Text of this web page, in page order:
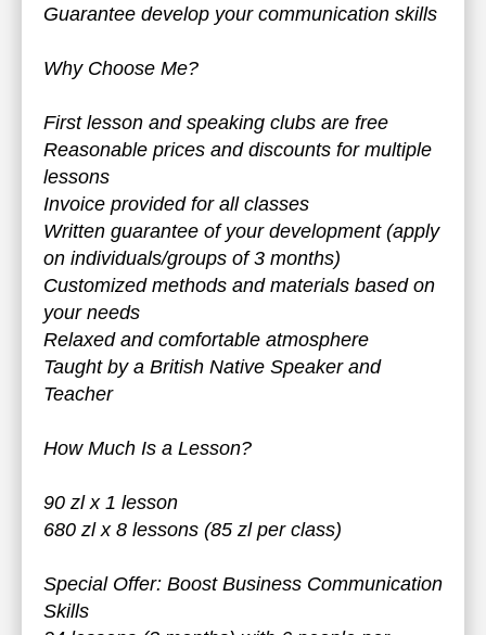
Guarantee develop your communication skills
Why Choose Me?
First lesson and speaking clubs are free
Reasonable prices and discounts for multiple
lessons
Invoice provided for all classes
Written guarantee of your development (apply
on individuals/groups of 3 months)
Customized methods and materials based on
your needs
Relaxed and comfortable atmosphere
Taught by a British Native Speaker and
Teacher
How Much Is a Lesson?
90 zl x 1 lesson
680 zl x 8 lessons (85 zl per class)
Special Offer: Boost Business Communication
Skills